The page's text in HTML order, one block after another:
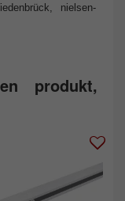
nielsen-
produkt,